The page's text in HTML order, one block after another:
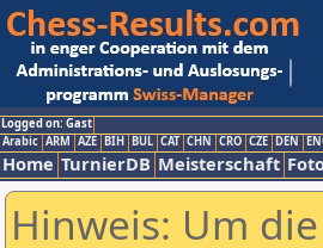
Logged on: Gast
Arabic ARM AZE BIH BUL CAT CHN CRO CZE DEN
Home TurnierDB Meisterschaft
Hinweis: Um